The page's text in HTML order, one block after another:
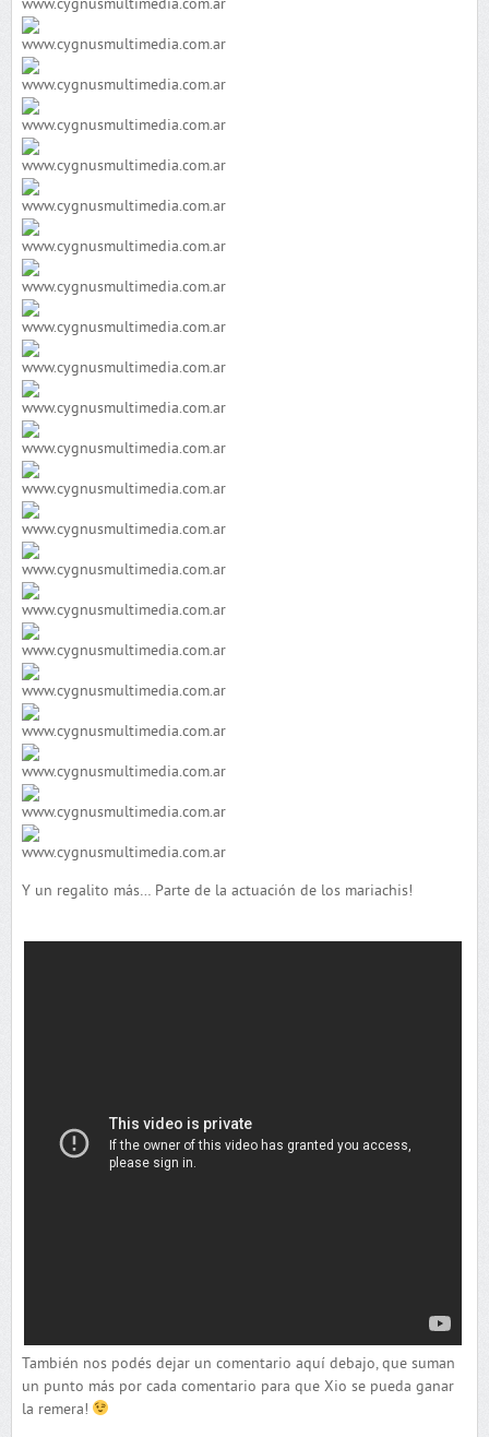
Y un regalito más… Parte de la actuación de los mariachis!
También nos podés dejar un comentario aquí debajo, que suman
un punto más por cada comentario para que Xio se pueda ganar
la remera!